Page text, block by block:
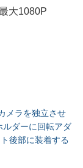
大1080P
メラを独立させ
ルダーに回転アダ
後部に装着する